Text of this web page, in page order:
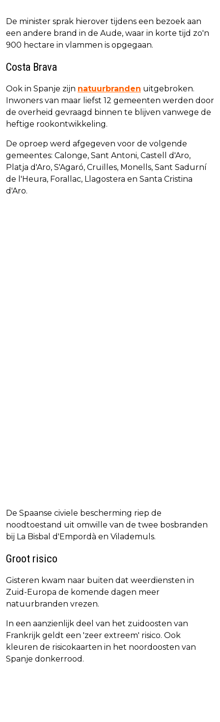
De minister sprak hierover tijdens een bezoek aan
een andere brand in de Aude, waar in korte tijd zo'n
900 hectare in vlammen is opgegaan.
Costa Brava
Ook in Spanje zijn natuurbranden uitgebroken.
Inwoners van maar liefst 12 gemeenten werden door
de overheid gevraagd binnen te blijven vanwege de
heftige rookontwikkeling.
De oproep werd afgegeven voor de volgende
gemeentes: Calonge, Sant Antoni, Castell d'Aro,
Platja d'Aro, S'Agaró, Cruïlles, Monells, Sant Sadurní
de l'Heura, Forallac, Llagostera en Santa Cristina
d'Aro.
De Spaanse civiele bescherming riep de
noodtoestand uit omwille van de twee bosbranden
bij La Bisbal d'Empordà en Vilademuls.
Groot risico
Gisteren kwam naar buiten dat weerdiensten in
Zuid-Europa de komende dagen meer
natuurbranden vrezen.
In een aanzienlijk deel van het zuidoosten van
Frankrijk geldt een 'zeer extreem' risico. Ook
kleuren de risicokaarten in het noordoosten van
Spanje donkerrood.